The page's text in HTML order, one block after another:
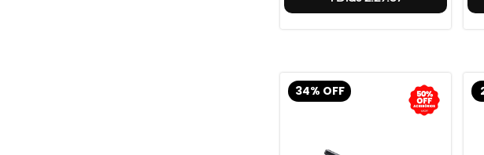
34% OFF